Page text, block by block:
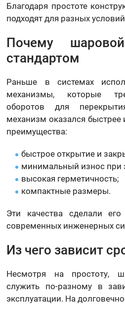
Благодаря простоте
подходят для разных
Почему
стандартом
Раньше в системах
механизмы, которые
оборотов для
механизм оказался
преимущества:
быстрое открытие и
минимальный износ при
высокая герметичность;
компактные размеры.
Эти качества сделали
современных инженерных
Из чего зависит
Несмотря на простоту,
служить по-разному в
эксплуатации. На